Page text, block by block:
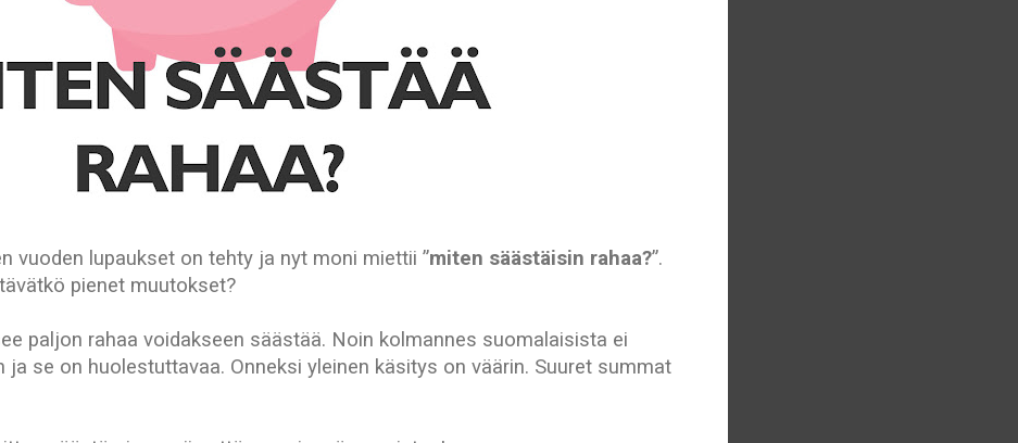
vuoden lupaukset on tehty ja nyt moni miettii ”miten säästäisin rahaa?”.
pienet muutokset?
paljon rahaa voidakseen säästää. Noin kolmannes suomalaisista ei
se on huolestuttavaa. Onneksi yleinen käsitys on väärin. Suuret summat